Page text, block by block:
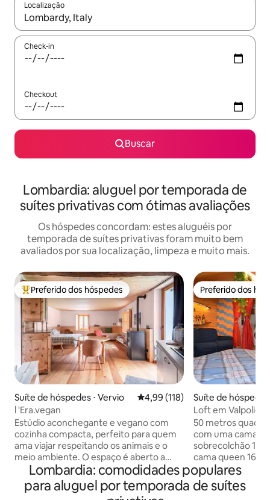
Localização
Quando os resultados estiverem disponíveis, explore-os
Check-in
Checkout
Buscar
Lombardia: aluguel por temporada de
suítes privativas com ótimas avaliações
Os hóspedes concordam: estes aluguéis por
temporada de suítes privativas foram muito bem
avaliados por sua localização, limpeza e muito mais.
Entre os melhores preferidos dos hóspedes
Preferido dos hóspedes
Suíte de hóspedes ⋅ Vervio 4,99 de uma avaliação média de
4,99 (118)
l 'Era.vegan
Estúdio aconchegante e vegano com
cozinha compacta, perfeito para quem
ama viajar respeitando os animais e o
meio ambiente. O espaço é aberto a
todos, veganos ou não, mas foi
concebido para oferecer uma
experiência livre de crueldade: você não
Preferido dos
Preferido dos
Suíte de
brogio di
Loft em
Casetta”
50 metros
com uma cama
sobrecolchão 160
cama queen 160
solteiro e uma
O banheiro
chuveiro
Lombardia: comodidades populares
para aluguel por temporada de suítes